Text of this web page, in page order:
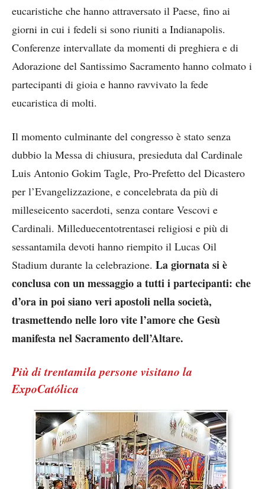
eucaristiche che hanno attraversato il Paese, fino ai
giorni in cui i fedeli si sono riuniti a Indianapolis.
Conferenze intervallate da momenti di preghiera e di
Adorazione del Santissimo Sacramento hanno colmato i
partecipanti di gioia e hanno ravvivato la fede
eucaristica di molti.
Il momento culminante del congresso è stato senza
dubbio la Messa di chiusura, presieduta dal Cardinale
Luis Antonio Gokim Tagle, Pro-Prefetto del Dicastero
per l’Evangelizzazione, e concelebrata da più di
milleseicento sacerdoti, senza contare Vescovi e
Cardinali. Milleduecentotrentasei religiosi e più di
sessantamila devoti hanno riempito il Lucas Oil
Stadium durante la celebrazione. La giornata si è
conclusa con un messaggio a tutti i partecipanti: che
d’ora in poi siano veri apostoli nella società,
trasmettendo nelle loro vite l’amore che Gesù
manifesta nel Sacramento dell’Altare.
Più di trentamila persone visitano la
ExpoCatólica